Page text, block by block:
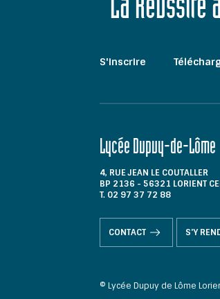
"La Réussite
S'inscrire
Lycée Dupuy-de-Lôme
4, RUE JEAN LE COUTALLER
BP 2136 - 56321 LORIENT
T. 02 97 37 72 88
CONTACT S'Y
© Lycée Dupuy de Lôme